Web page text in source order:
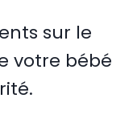
sur le
votre bébé